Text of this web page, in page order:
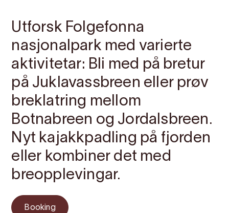
Utforsk Folgefonna
nasjonalpark med varierte
aktivitetar: Bli med på bretur
på Juklavassbreen eller prøv
breklatring mellom
Botnabreen og Jordalsbreen.
Nyt kajakkpadling på fjorden
eller kombiner det med
breopplevingar.
Booking